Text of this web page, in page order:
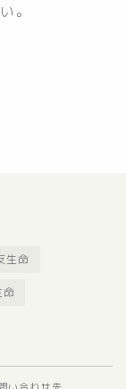
。
生命
命